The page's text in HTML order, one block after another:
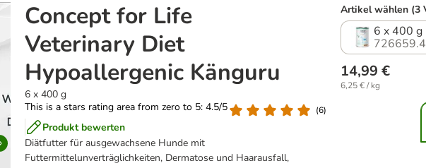
Concept for Life
Veterinary Diet
Hypoallergenic Känguru
6 x 400 g
This is a stars rating area from zero to 5: 4.5/5
(6)
Produkt bewerten
Diätfutter für ausgewachsene Hunde mit
Futtermittelunverträglichkeiten, Dermatose und Haarausfall,
Artikel wählen (3
6 x 400 g
726659.4
14,99 €
6,25 € / kg